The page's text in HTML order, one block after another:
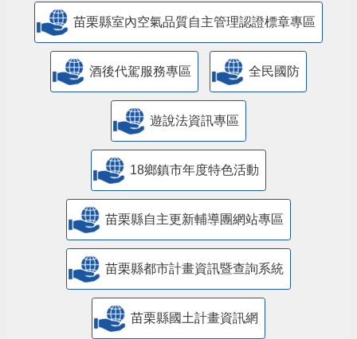
苗栗縣室內空氣品質自主管理認證標章專區
酒後代駕服務專區 全民國防
遊說法資訊專區
18鄉鎮市年度特色活動
苗栗縣自主更新輔導團網站專區
苗栗縣都市計畫資訊暨查詢系統
苗栗縣國土計畫資訊網